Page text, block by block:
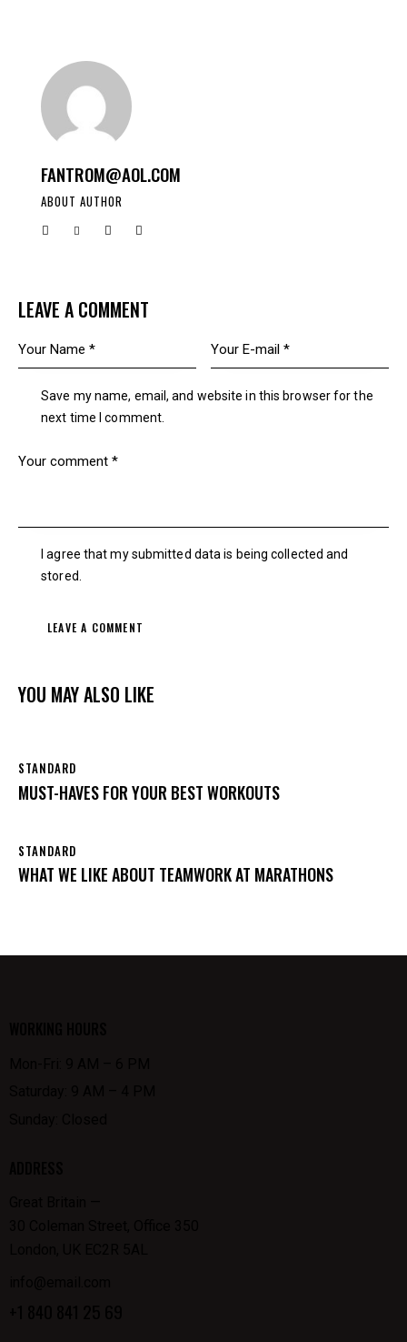
FANTROM@AOL.COM
ABOUT AUTHOR
LEAVE A COMMENT
Save my name, email, and website in this browser for the
next time I comment.
I agree that my submitted data is being collected and
stored.
YOU MAY ALSO LIKE
STANDARD
MUST-HAVES FOR YOUR BEST WORKOUTS
STANDARD
WHAT WE LIKE ABOUT TEAMWORK AT MARATHONS